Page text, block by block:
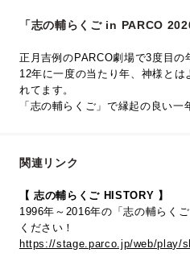
「志の輔らくご in PARCO
正月吉例のPARCO劇場で3度目の
12年に一度の当たり年、神様と
れてます。
「志の輔らくご」で縁起の良い一
関連リンク
【 志の輔らくご HISTORY 】
1996年～2016年の「志の輔らく
ください！
https://stage.parco.jp/web/play/